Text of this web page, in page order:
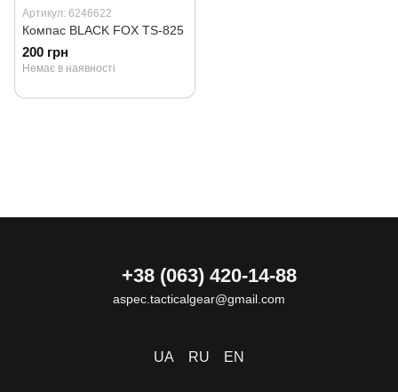
Артикул: 6246622
Компас BLACK FOX TS-825
200 грн
Немає в наявності
+38 (063) 420-14-88
aspec.tacticalgear@gmail.com
UA RU EN